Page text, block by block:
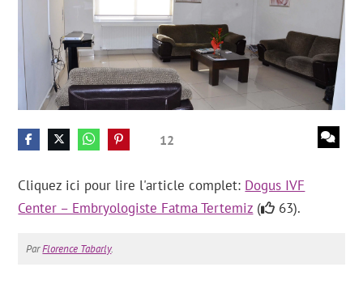
12
Cliquez ici pour lire l'article complet: Dogus IVF
Center – Embryologiste Fatma Tertemiz ( 63).
ParFlorence Tabarly.